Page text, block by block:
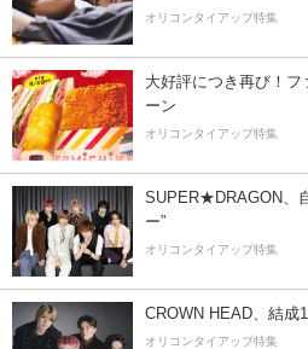
オリコンタイアップ特集
大好評につき再び！
ーン
オリコンタイアップ特集
SUPER★DRAGON、
ー”
オリコンタイアップ特集
CROWN HEAD、結成
オリコンタイアップ特集